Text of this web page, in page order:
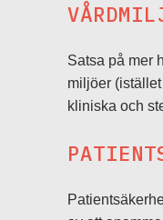
Satsa på mer
miljöer
kliniska och